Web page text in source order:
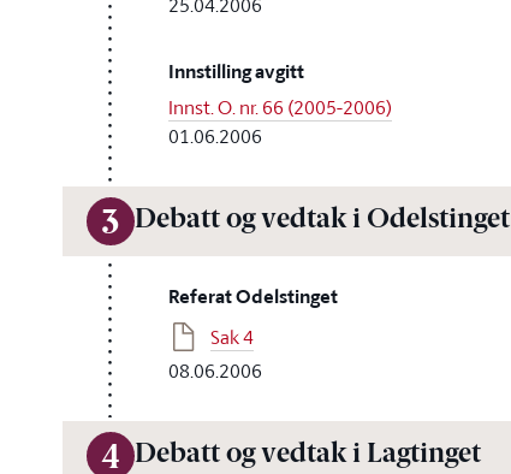
Innstilling avgitt
Innst. O. nr. 66 (2005-2006)
01.06.2006
3 Debatt og vedtak i Odelstinget
Referat Odelstinget
Sak 4
08.06.2006
4 Debatt og vedtak i Lagtinget